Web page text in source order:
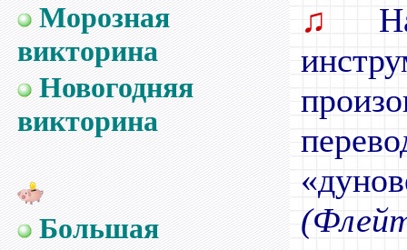
Морозная
викторина
Новогодняя
викторина
Большая
♫